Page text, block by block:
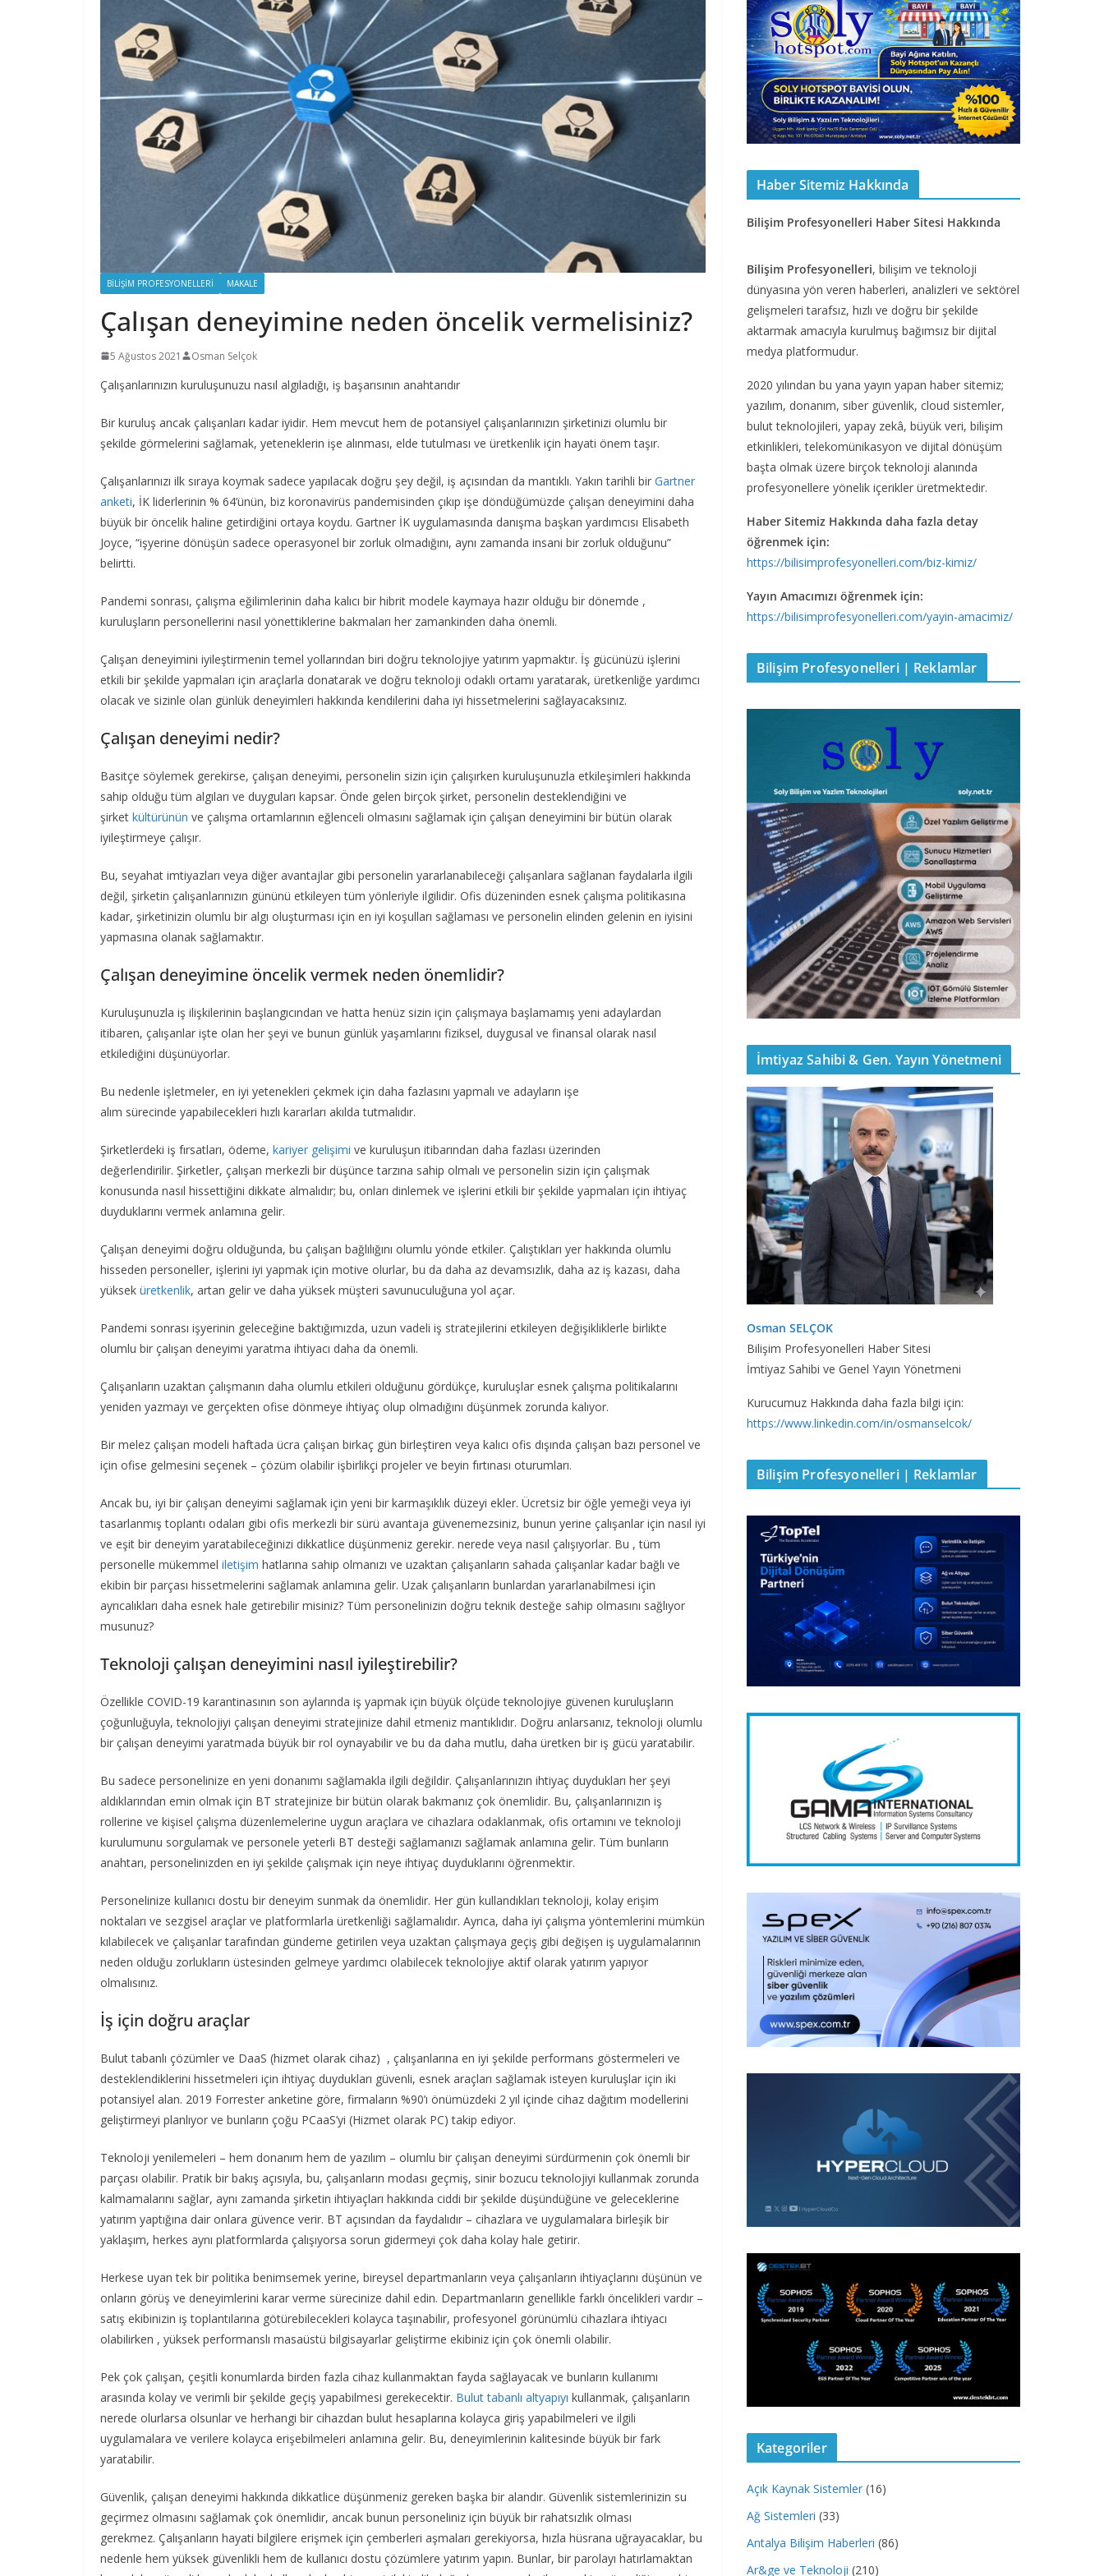
BILIŞIM PROFESYONELLERI MAKALE
Çalışan deneyimine neden öncelik vermelisiniz?
5 Ağustos 2021 Osman Selçok
Çalışanlarınızın kuruluşunuzu nasıl algıladığı, iş başarısının anahtarıdır
Bir kuruluş ancak çalışanları kadar iyidir. Hem mevcut hem de potansiyel çalışanlarınızın şirketinizi olumlu bir
şekilde görmelerini sağlamak, yeteneklerin işe alınması, elde tutulması ve üretkenlik için hayati önem taşır.
Çalışanlarınızı ilk sıraya koymak sadece yapılacak doğru şey değil, iş açısından da mantıklı. Yakın tarihli bir Gartner
anketi, İK liderlerinin % 64’ünün, biz koronavirüs pandemisinden çıkıp işe döndüğümüzde çalışan deneyimini daha
büyük bir öncelik haline getirdiğini ortaya koydu. Gartner İK uygulamasında danışma başkan yardımcısı Elisabeth
Joyce, “işyerine dönüşün sadece operasyonel bir zorluk olmadığını, aynı zamanda insani bir zorluk olduğunu”
belirtti.
Pandemi sonrası, çalışma eğilimlerinin daha kalıcı bir hibrit modele kaymaya hazır olduğu bir dönemde ,
kuruluşların personellerini nasıl yönettiklerine bakmaları her zamankinden daha önemli.
Çalışan deneyimini iyileştirmenin temel yollarından biri doğru teknolojiye yatırım yapmaktır. İş gücünüzü işlerini
etkili bir şekilde yapmaları için araçlarla donatarak ve doğru teknoloji odaklı ortamı yaratarak, üretkenliğe yardımcı
olacak ve sizinle olan günlük deneyimleri hakkında kendilerini daha iyi hissetmelerini sağlayacaksınız.
Çalışan deneyimi nedir?
Basitçe söylemek gerekirse, çalışan deneyimi, personelin sizin için çalışırken kuruluşunuzla etkileşimleri hakkında
sahip olduğu tüm algıları ve duyguları kapsar. Önde gelen birçok şirket, personelin desteklendiğini ve
şirket kültürünün ve çalışma ortamlarının eğlenceli olmasını sağlamak için çalışan deneyimini bir bütün olarak
iyileştirmeye çalışır.
Bu, seyahat imtiyazları veya diğer avantajlar gibi personelin yararlanabileceği çalışanlara sağlanan faydalarla ilgili
değil, şirketin çalışanlarınızın gününü etkileyen tüm yönleriyle ilgilidir. Ofis düzeninden esnek çalışma politikasına
kadar, şirketinizin olumlu bir algı oluşturması için en iyi koşulları sağlaması ve personelin elinden gelenin en iyisini
yapmasına olanak sağlamaktır.
Çalışan deneyimine öncelik vermek neden önemlidir?
Kuruluşunuzla iş ilişkilerinin başlangıcından ve hatta henüz sizin için çalışmaya başlamamış yeni adaylardan
itibaren, çalışanlar işte olan her şeyi ve bunun günlük yaşamlarını fiziksel, duygusal ve finansal olarak nasıl
etkilediğini düşünüyorlar.
Bu nedenle işletmeler, en iyi yetenekleri çekmek için daha fazlasını yapmalı ve adayların işe
alım sürecinde yapabilecekleri hızlı kararları akılda tutmalıdır.
Şirketlerdeki iş fırsatları, ödeme, kariyer gelişimi ve kuruluşun itibarından daha fazlası üzerinden
değerlendirilir. Şirketler, çalışan merkezli bir düşünce tarzına sahip olmalı ve personelin sizin için çalışmak
konusunda nasıl hissettiğini dikkate almalıdır; bu, onları dinlemek ve işlerini etkili bir şekilde yapmaları için ihtiyaç
duyduklarını vermek anlamına gelir.
Çalışan deneyimi doğru olduğunda, bu çalışan bağlılığını olumlu yönde etkiler. Çalıştıkları yer hakkında olumlu
hisseden personeller, işlerini iyi yapmak için motive olurlar, bu da daha az devamsızlık, daha az iş kazası, daha
yüksek üretkenlik, artan gelir ve daha yüksek müşteri savunuculuğuna yol açar.
Pandemi sonrası işyerinin geleceğine baktığımızda, uzun vadeli iş stratejilerini etkileyen değişikliklerle birlikte
olumlu bir çalışan deneyimi yaratma ihtiyacı daha da önemli.
Çalışanların uzaktan çalışmanın daha olumlu etkileri olduğunu gördükçe, kuruluşlar esnek çalışma politikalarını
yeniden yazmayı ve gerçekten ofise dönmeye ihtiyaç olup olmadığını düşünmek zorunda kalıyor.
Bir melez çalışan modeli haftada ücra çalışan birkaç gün birleştiren veya kalıcı ofis dışında çalışan bazı personel ve
için ofise gelmesini seçenek – çözüm olabilir işbirlikçi projeler ve beyin fırtınası oturumları.
Ancak bu, iyi bir çalışan deneyimi sağlamak için yeni bir karmaşıklık düzeyi ekler. Ücretsiz bir öğle yemeği veya iyi
tasarlanmış toplantı odaları gibi ofis merkezli bir sürü avantaja güvenemezsiniz, bunun yerine çalışanlar için nasıl iyi
ve eşit bir deneyim yaratabileceğinizi dikkatlice düşünmeniz gerekir. nerede veya nasıl çalışıyorlar. Bu , tüm
personelle mükemmel iletişim hatlarına sahip olmanızı ve uzaktan çalışanların sahada çalışanlar kadar bağlı ve
ekibin bir parçası hissetmelerini sağlamak anlamına gelir. Uzak çalışanların bunlardan yararlanabilmesi için
ayrıcalıkları daha esnek hale getirebilir misiniz? Tüm personelinizin doğru teknik desteğe sahip olmasını sağlıyor
musunuz?
Teknoloji çalışan deneyimini nasıl iyileştirebilir?
Özellikle COVID-19 karantinasının son aylarında iş yapmak için büyük ölçüde teknolojiye güvenen kuruluşların
çoğunluğuyla, teknolojiyi çalışan deneyimi stratejinize dahil etmeniz mantıklıdır. Doğru anlarsanız, teknoloji olumlu
bir çalışan deneyimi yaratmada büyük bir rol oynayabilir ve bu da daha mutlu, daha üretken bir iş gücü yaratabilir.
Bu sadece personelinize en yeni donanımı sağlamakla ilgili değildir. Çalışanlarınızın ihtiyaç duydukları her şeyi
aldıklarından emin olmak için BT stratejinize bir bütün olarak bakmanız çok önemlidir. Bu, çalışanlarınızın iş
rollerine ve kişisel çalışma düzenlemelerine uygun araçlara ve cihazlara odaklanmak, ofis ortamını ve teknoloji
kurulumunu sorgulamak ve personele yeterli BT desteği sağlamanızı sağlamak anlamına gelir. Tüm bunların
anahtarı, personelinizden en iyi şekilde çalışmak için neye ihtiyaç duyduklarını öğrenmektir.
Personelinize kullanıcı dostu bir deneyim sunmak da önemlidir. Her gün kullandıkları teknoloji, kolay erişim
noktaları ve sezgisel araçlar ve platformlarla üretkenliği sağlamalıdır. Ayrıca, daha iyi çalışma yöntemlerini mümkün
kılabilecek ve çalışanlar tarafından gündeme getirilen veya uzaktan çalışmaya geçiş gibi değişen iş uygulamalarının
neden olduğu zorlukların üstesinden gelmeye yardımcı olabilecek teknolojiye aktif olarak yatırım yapıyor
olmalısınız.
İş için doğru araçlar
Bulut tabanlı çözümler ve DaaS (hizmet olarak cihaz) , çalışanlarına en iyi şekilde performans göstermeleri ve
desteklendiklerini hissetmeleri için ihtiyaç duydukları güvenli, esnek araçları sağlamak isteyen kuruluşlar için iki
potansiyel alan. 2019 Forrester anketine göre, firmaların %90’ı önümüzdeki 2 yıl içinde cihaz dağıtım modellerini
geliştirmeyi planlıyor ve bunların çoğu PCaaS’yi (Hizmet olarak PC) takip ediyor.
Teknoloji yenilemeleri – hem donanım hem de yazılım – olumlu bir çalışan deneyimi sürdürmenin çok önemli bir
parçası olabilir. Pratik bir bakış açısıyla, bu, çalışanların modası geçmiş, sinir bozucu teknolojiyi kullanmak zorunda
kalmamalarını sağlar, aynı zamanda şirketin ihtiyaçları hakkında ciddi bir şekilde düşündüğüne ve geleceklerine
yatırım yaptığına dair onlara güvence verir. BT açısından da faydalıdır – cihazlara ve uygulamalara birleşik bir
yaklaşım, herkes aynı platformlarda çalışıyorsa sorun gidermeyi çok daha kolay hale getirir.
Herkese uyan tek bir politika benimsemek yerine, bireysel departmanların veya çalışanların ihtiyaçlarını düşünün ve
onların görüş ve deneyimlerini karar verme sürecinize dahil edin. Departmanların genellikle farklı öncelikleri vardır –
satış ekibinizin iş toplantılarına götürebilecekleri kolayca taşınabilir, profesyonel görünümlü cihazlara ihtiyacı
olabilirken , yüksek performanslı masaüstü bilgisayarlar geliştirme ekibiniz için çok önemli olabilir.
Pek çok çalışan, çeşitli konumlarda birden fazla cihaz kullanmaktan fayda sağlayacak ve bunların kullanımı
arasında kolay ve verimli bir şekilde geçiş yapabilmesi gerekecektir. Bulut tabanlı altyapıyı kullanmak, çalışanların
nerede olurlarsa olsunlar ve herhangi bir cihazdan bulut hesaplarına kolayca giriş yapabilmeleri ve ilgili
uygulamalara ve verilere kolayca erişebilmeleri anlamına gelir. Bu, deneyimlerinin kalitesinde büyük bir fark
yaratabilir.
Güvenlik, çalışan deneyimi hakkında dikkatlice düşünmeniz gereken başka bir alandır. Güvenlik sistemlerinizin su
geçirmez olmasını sağlamak çok önemlidir, ancak bunun personeliniz için büyük bir rahatsızlık olması
gerekmez. Çalışanların hayati bilgilere erişmek için çemberleri aşmaları gerekiyorsa, hızla hüsrana uğrayacaklar, bu
nedenle hem yüksek güvenlikli hem de kullanıcı dostu çözümlere yatırım yapın. Bunlar, bir parolayı hatırlamaktan
Haber Sitemiz Hakkında
Bilişim Profesyonelleri Haber Sitesi Hakkında
Bilişim Profesyonelleri, bilişim ve teknoloji
dünyasına yön veren haberleri, analizleri ve sektörel
gelişmeleri tarafsız, hızlı ve doğru bir şekilde
aktarmak amacıyla kurulmuş bağımsız bir dijital
medya platformudur.
2020 yılından bu yana yayın yapan haber sitemiz;
yazılım, donanım, siber güvenlik, cloud sistemler,
bulut teknolojileri, yapay zekâ, büyük veri, bilişim
etkinlikleri, telekomünikasyon ve dijital dönüşüm
başta olmak üzere birçok teknoloji alanında
profesyonellere yönelik içerikler üretmektedir.
Haber Sitemiz Hakkında daha fazla detay
öğrenmek için:
https://bilisimprofesyonelleri.com/biz-kimiz/
Yayın Amacımızı öğrenmek için:
https://bilisimprofesyonelleri.com/yayin-amacimiz/
Bilişim Profesyonelleri | Reklamlar
İmtiyaz Sahibi & Gen. Yayın Yönetmeni
Osman SELÇOK
Bilişim Profesyonelleri Haber Sitesi
İmtiyaz Sahibi ve Genel Yayın Yönetmeni
Kurucumuz Hakkında daha fazla bilgi için:
https://www.linkedin.com/in/osmanselcok/
Bilişim Profesyonelleri | Reklamlar
Kategoriler
Açık Kaynak Sistemler (16)
Ağ Sistemleri (33)
Antalya Bilişim Haberleri (86)
Ar&ge ve Teknoloji (210)